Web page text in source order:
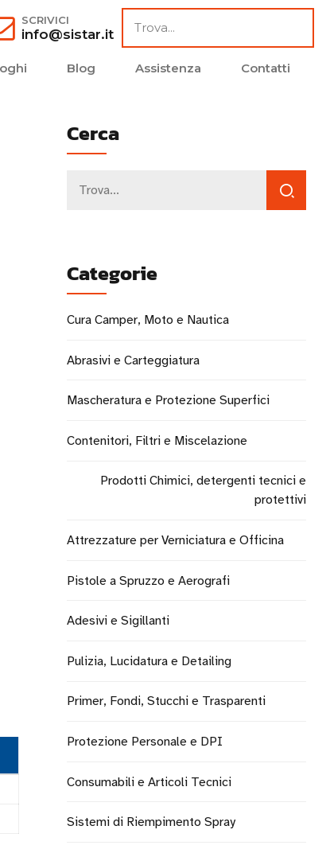
SCRIVICI
info@sistar.it
Blog Assistenza Contatti
Cerca
Categorie
Cura Camper, Moto e Nautica
Abrasivi e Carteggiatura
Mascheratura e Protezione Superfici
Contenitori, Filtri e Miscelazione
Prodotti Chimici, detergenti tecnici e
protettivi
Attrezzature per Verniciatura e Officina
Pistole a Spruzzo e Aerografi
Adesivi e Sigillanti
Pulizia, Lucidatura e Detailing
Primer, Fondi, Stucchi e Trasparenti
Protezione Personale e DPI
Consumabili e Articoli Tecnici
Sistemi di Riempimento Spray